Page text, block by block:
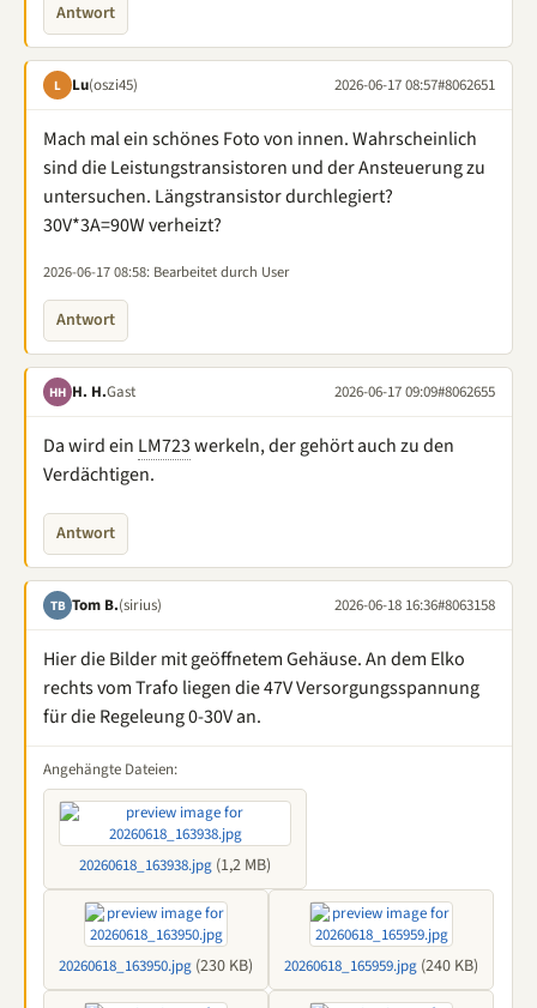
Antwort
L Lu(oszi45) 2026-06-17 08:57#8062651
Mach mal ein schönes Foto von innen. Wahrscheinlich
sind die Leistungstransistoren und der Ansteuerung zu
untersuchen. Längstransistor durchlegiert?
30V*3A=90W verheizt?
2026-06-17 08:58: Bearbeitet durch User
Antwort
HH H. H.Gast 2026-06-17 09:09#8062655
Da wird ein LM723werkeln, der gehört auch zu den
Verdächtigen.
Antwort
TB Tom B.(sirius) 2026-06-18 16:36#8063158
Hier die Bilder mit geöffnetem Gehäuse. An dem Elko
rechts vom Trafo liegen die 47V Versorgungsspannung
für die Regeleung 0-30V an.
Angehängte Dateien:
20260618_163938.jpg (1,2 MB)
20260618_163950.jpg (230 KB) 20260618_165959.jpg (240 KB)